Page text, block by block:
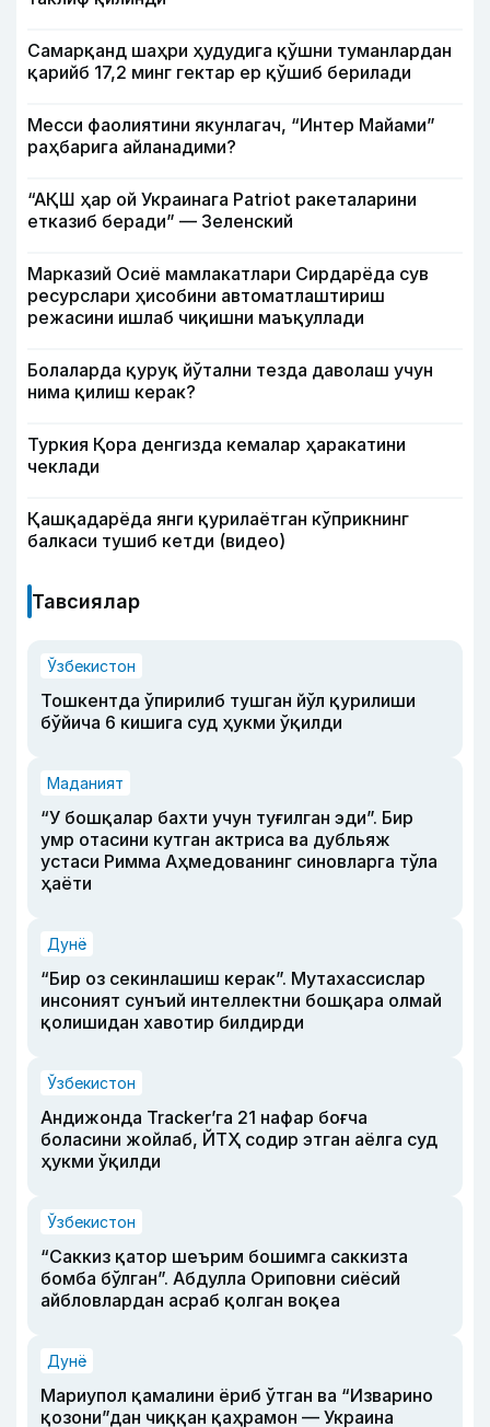
Самарқанд шаҳри ҳудудига қўшни туманлардан
қарийб 17,2 минг гектар ер қўшиб берилади
Месси фаолиятини якунлагач, “Интер Майами”
раҳбарига айланадими?
“АҚШ ҳар ой Украинага Patriot ракеталарини
етказиб беради” — Зеленский
Марказий Осиё мамлакатлари Сирдарёда сув
ресурслари ҳисобини автоматлаштириш
режасини ишлаб чиқишни маъқуллади
Болаларда қуруқ йўтални тезда даволаш учун
нима қилиш керак?
Туркия Қора денгизда кемалар ҳаракатини
чеклади
Қашқадарёда янги қурилаётган кўприкнинг
балкаси тушиб кетди (видео)
Тавсиялар
Ўзбекистон
Тошкентда ўпирилиб тушган йўл қурилиши
бўйича 6 кишига суд ҳукми ўқилди
Маданият
“У бошқалар бахти учун туғилган эди”. Бир
умр отасини кутган актриса ва дубльяж
устаси Римма Аҳмедованинг синовларга тўла
ҳаёти
Дунё
“Бир оз секинлашиш керак”. Мутахассислар
инсоният сунъий интеллектни бошқара олмай
қолишидан хавотир билдирди
Ўзбекистон
Андижонда Tracker’га 21 нафар боғча
боласини жойлаб, ЙТҲ содир этган аёлга суд
ҳукми ўқилди
Ўзбекистон
“Саккиз қатор шеърим бошимга саккизта
бомба бўлган”. Абдулла Ориповни сиёсий
айбловлардан асраб қолган воқеа
Дунё
Мариупол қамалини ёриб ўтган ва “Изварино
қозони”дан чиққан қаҳрамон — Украина